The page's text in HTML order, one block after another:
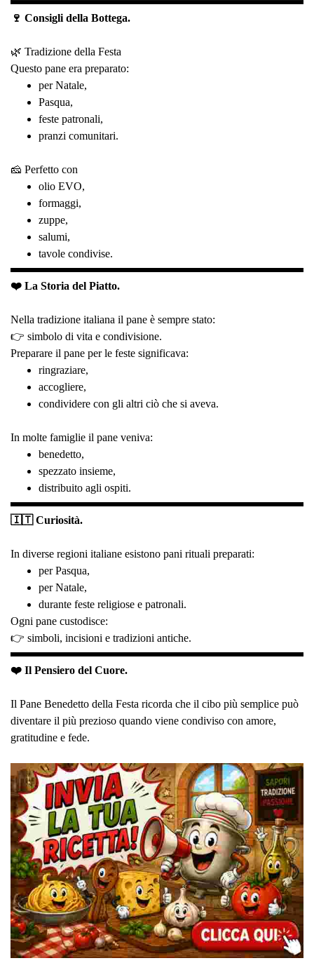
🍷 Consigli della Bottega.
🌿 Tradizione della Festa
Questo pane era preparato:
per Natale,
Pasqua,
feste patronali,
pranzi comunitari.
🧀 Perfetto con
olio EVO,
formaggi,
zuppe,
salumi,
tavole condivise.
❤️ La Storia del Piatto.
Nella tradizione italiana il pane è sempre stato:
👉 simbolo di vita e condivisione.
Preparare il pane per le feste significava:
ringraziare,
accogliere,
condividere con gli altri ciò che si aveva.
In molte famiglie il pane veniva:
benedetto,
spezzato insieme,
distribuito agli ospiti.
🇮🇹 Curiosità.
In diverse regioni italiane esistono pani rituali preparati:
per Pasqua,
per Natale,
durante feste religiose e patronali.
Ogni pane custodisce:
👉 simboli, incisioni e tradizioni antiche.
❤️ Il Pensiero del Cuore.
Il Pane Benedetto della Festa ricorda che il cibo più semplice può
diventare il più prezioso quando viene condiviso con amore,
gratitudine e fede.